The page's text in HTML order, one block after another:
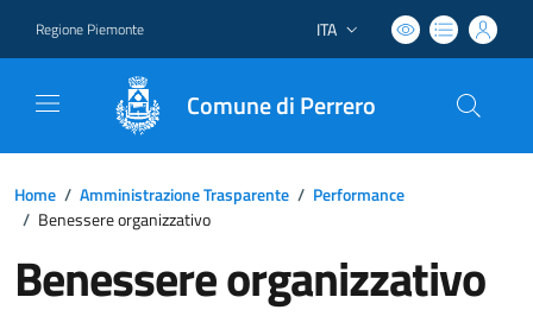
Regione Piemonte Lingua attiva:
ITA
Comune di Perrero
Home / Amministrazione Trasparente / Performance
/ Benessere organizzativo
Benessere organizzativo